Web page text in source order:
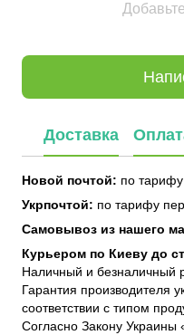
Доставка
Новой почтой: по тарифу
Укрпочтой: по тарифу
Самовывоз из нашего
Курьером по Киеву до
Наличный и безналичный
Гарантия производителя
соответствии с типом
Согласно Закону